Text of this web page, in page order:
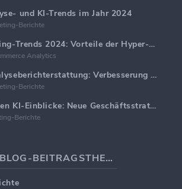
und KI-Trends im Jahr 2024
Berichte
E-Mail-Marketing-Trends 2024: Vorteile der Hyper-Personalisierung
Analytics
Marketing-Analyseberichterstattung: Verbesserung der Geschäftseinblicke
Berichte
Marketing-Daten KI-Einblicke: Neue Geschäftsstrategien für 2024
Berichte
POPULÄRE BLOG-BEITRAGSTHEMEN